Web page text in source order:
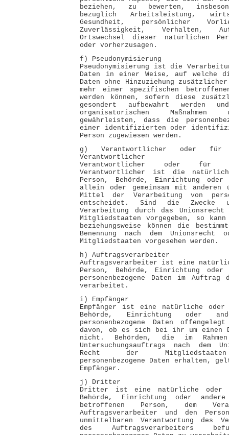
beziehen, zu bewerten,
bezüglich Arbeitsleistung,
Gesundheit, persönlicher
Zuverlässigkeit, Verhalten,
Ortswechsel dieser natürlichen
oder vorherzusagen.
f) Pseudonymisierung
Pseudonymisierung ist die
Daten in einer Weise, auf welche die
Daten ohne Hinzuziehung
mehr einer spezifischen
werden können, sofern diese
gesondert aufbewahrt werden
organisatorischen
gewährleisten, dass die
einer identifizierten oder
Person zugewiesen werden.
g) Verantwortlicher oder für
Verantwortlicher
Verantwortlicher oder für
Verantwortlicher ist die
Person, Behörde, Einrichtung
allein oder gemeinsam mit anderen
Mittel der Verarbeitung von
entscheidet. Sind die Zwecke
Verarbeitung durch das
Mitgliedstaaten vorgegeben, so
beziehungsweise können die
Benennung nach dem Unionsrecht
Mitgliedstaaten vorgesehen werden.
h) Auftragsverarbeiter
Auftragsverarbeiter ist eine
Person, Behörde, Einrichtung
personenbezogene Daten im Auftrag
verarbeitet.
i) Empfänger
Empfänger ist eine natürliche
Behörde, Einrichtung oder
personenbezogene Daten
davon, ob es sich bei ihr um einen
nicht. Behörden, die im
Untersuchungsauftrags nach dem
Recht der Mitgliedstaaten
personenbezogene Daten erhalten,
Empfänger.
j) Dritter
Dritter ist eine natürliche oder
Behörde, Einrichtung oder
betroffenen Person, dem
Auftragsverarbeiter und den
unmittelbaren Verantwortung des
des Auftragsverarbeiters